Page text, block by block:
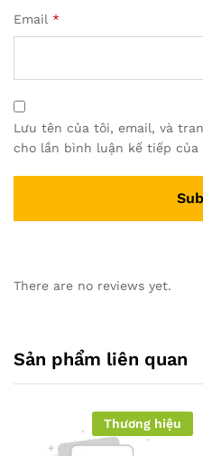
Email *
Lưu tên của tôi, email, và
cho lần bình luận kế tiếp của
There are no reviews yet.
Sản phẩm liên quan
Thương hiệu